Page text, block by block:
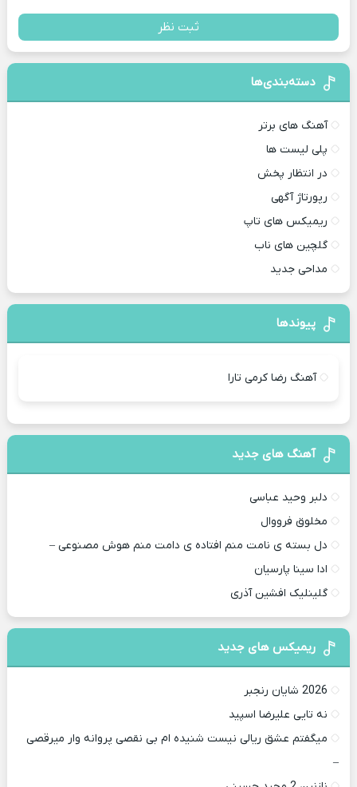
ثبت نظر
دسته‌بندی‌ها
آهنگ های برتر
پلی لیست ها
در انتظار پخش
رپورتاژ آگهی
ریمیکس های تاپ
گلچین های ناب
مداحی جدید
پیوندها
آهنگ رضا کرمی تارا
آهنگ های جدید
دلبر وحید عباسی
مخلوق فرووال
دل بسته ی نامت منم افتاده ی دامت منم هوش مصنوعی –
ادا سینا پارسیان
گلینلیک افشین آذری
ریمیکس های جدید
2026 شایان رنجبر
نه تایی علیرضا اسپید
میگفتم عشق ریالی نیست شنیده ام بی نقصی پروانه وار میرقصی
–